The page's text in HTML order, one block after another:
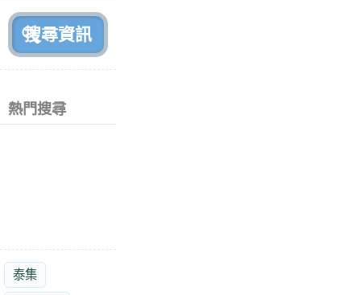
熱門搜尋
泰集